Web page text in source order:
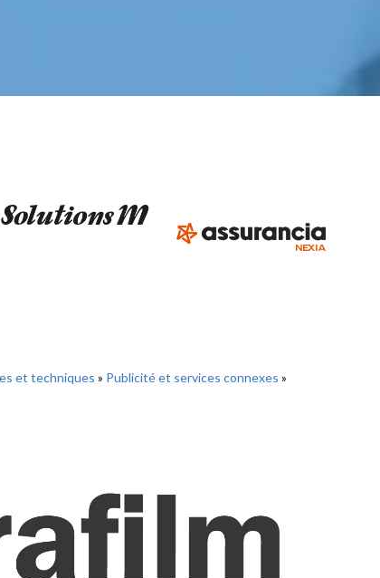
et techniques » Publicité et services connexes »